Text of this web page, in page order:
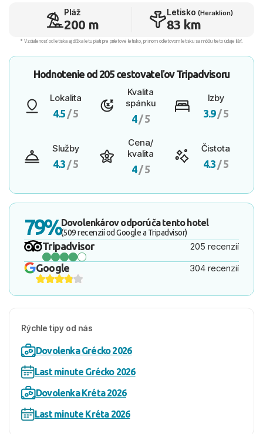
Pláž
200 m
Letisko (Heraklion)
83 km
* Vzdialenosť od letiska aj dľžka letu platí pre príletové letisko, pri inom odletovom letisku sa môžu tieto údaje líšiť.
Hodnotenie od 205 cestovateľovTripadvisoru
Lokalita
4.5 / 5
Kvalita
spánku
4/ 5
Izby
3.9/ 5
Služby
4.3 / 5
Cena/
kvalita
4/ 5
Čistota
4.3 / 5
79%Dovolenkárov odporúča tento hotel
(509 recenzií od Google a Tripadvisor)
Tripadvisor 205 recenzií
Google 304 recenzií
Rýchle tipy od nás
Dovolenka Grécko 2026
Last minute Grécko 2026
Dovolenka Kréta 2026
Last minute Kréta 2026